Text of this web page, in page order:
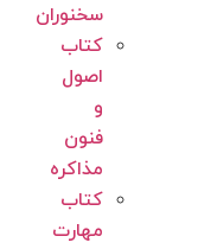
سخنوران
کتاب
اصول
فنون
مذاکره
کتاب
مهارت